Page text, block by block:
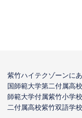
紫竹ハイテクゾーンに
国師範大学第二付属高
師範大学付属紫竹小学
二付属高校紫竹双語学校